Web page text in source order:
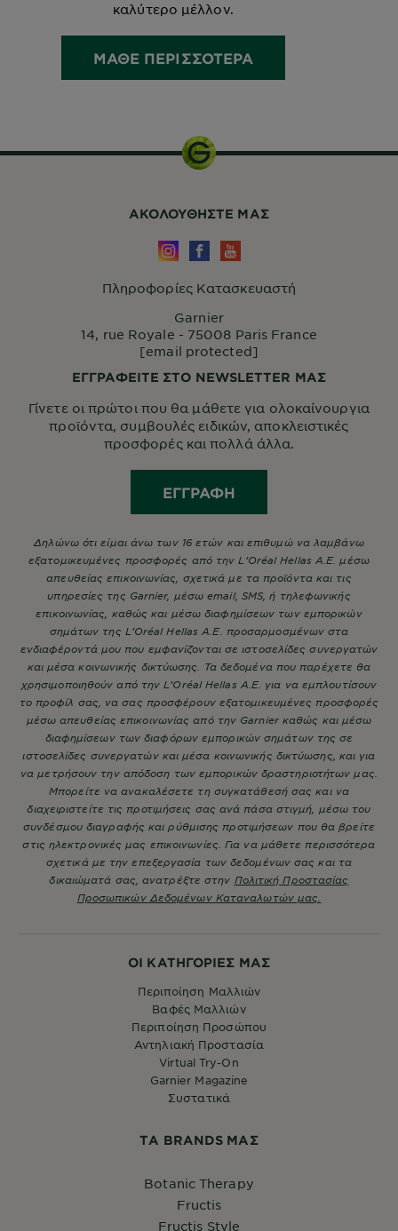
καλύτερο μέλλον.
ΜΑΘΕ ΠΕΡΙΣΣΟΤΕΡΑ
ΟΙ ΚΑΤΗΓΟΡΙΕΣ ΜΑΣ
Περιποίηση Μαλλιών
Βαφές Μαλλιών
Περιποίηση Προσώπου
Αντηλιακή Προστασία
Virtual Try-On
Garnier Magazine
Συστατικά
ΤA BRANDS ΜΑΣ
Botanic Therapy
Fructis
Fructis Style
ΑΚΟΛΟΥΘHΣΤΕ ΜΑΣ
Πληροφορίες Κατασκευαστή
Garnier
14, rue Royale - 75008 Paris France
[email protected]
ΕΓΓΡΑΦΕΙΤΕ ΣΤΟ NEWSLETTER ΜΑΣ
Γίνετε οι πρώτοι που θα μάθετε για ολοκαίνουργια
προϊόντα, συμβουλές ειδικών, αποκλειστικές
προσφορές και πολλά άλλα.
ΕΓΓΡΑΦΉ
Δηλώνω ότι είμαι άνω των 16 ετών και επιθυμώ να λαμβάνω
εξατομικευμένες προσφορές από την L’Oréal Hellas A.E. μέσω
απευθείας επικοινωνίας, σχετικά με τα προϊόντα και τις
υπηρεσίες της Garnier, μέσω email, SMS, ή τηλεφωνικής
επικοινωνίας, καθώς και μέσω διαφημίσεων των εμπορικών
σημάτων της L’Oréal Hellas A.E. προσαρμοσμένων στα
ενδιαφέροντά μου που εμφανίζονται σε ιστοσελίδες συνεργατών
και μέσα κοινωνικής δικτύωσης. Τα δεδομένα που παρέχετε θα
χρησιμοποιηθούν από την L’Oréal Hellas A.E. για να εμπλουτίσουν
το προφίλ σας, να σας προσφέρουν εξατομικευμένες προσφορές
μέσω απευθείας επικοινωνίας από την Garnier καθώς και μέσω
διαφημίσεων των διαφόρων εμπορικών σημάτων της σε
ιστοσελίδες συνεργατών και μέσα κοινωνικής δικτύωσης, και για
να μετρήσουν την απόδοση των εμπορικών δραστηριοτήτων μας.
Μπορείτε να ανακαλέσετε τη συγκατάθεσή σας και να
διαχειριστείτε τις προτιμήσεις σας ανά πάσα στιγμή, μέσω του
συνδέσμου διαγραφής και ρύθμισης προτιμήσεων που θα βρείτε
στις ηλεκτρονικές μας επικοινωνίες. Για να μάθετε περισσότερα
σχετικά με την επεξεργασία των δεδομένων σας και τα
δικαιώματά σας, ανατρέξτε στην Πολιτική Προστασίας
Προσωπικών Δεδομένων Καταναλωτών μας.